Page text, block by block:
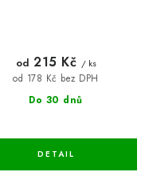
Do 30 dnů
od 178 Kč bez DPH
od 215 Kč / ks